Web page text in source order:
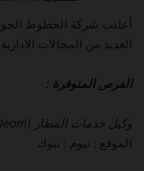
أعلنت شركة الخطوط
العديد من المجالات الادارية
الفرص المتوفرة :
وكيل خدمات المطار (Airport Services Agent – Neom)
الموقع : نيوم : تبوك